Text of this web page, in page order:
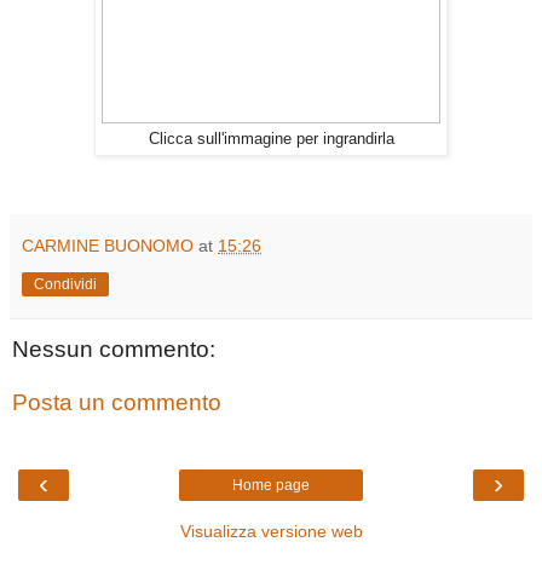
Clicca sull'immagine per ingrandirla
CARMINE BUONOMO at 15:26
Condividi
Nessun commento:
Posta un commento
‹ ›
Home page
Visualizza versione web